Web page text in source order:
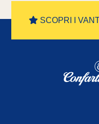
SCOPRI I